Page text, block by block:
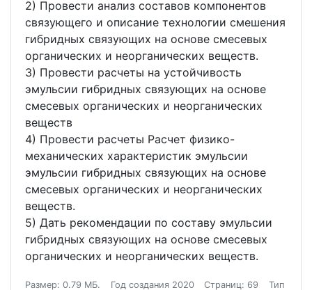
2) Провести анализ составов компонентов
связующего и описание технологии смешения
гибридных связующих на основе смесевых
органических и неорганических веществ.
3) Провести расчеты на устойчивость
эмульсии гибридных связующих на основе
смесевых органических и неорганических
веществ
4) Провести расчеты Расчет физико-
механических характеристик эмульсии
эмульсии гибридных связующих на основе
смесевых органических и неорганических
веществ.
5) Дать рекомендации по составу эмульсии
гибридных связующих на основе смесевых
органических и неорганических веществ.
Размер: 0.79 МБ. Год создания 2020 Страниц: 69
Тип